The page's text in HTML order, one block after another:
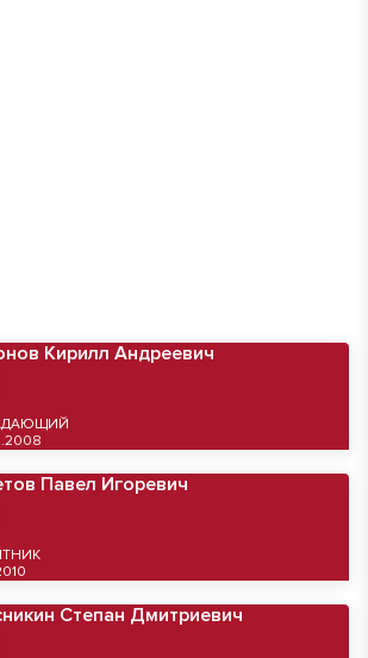
Кирилл Андреевич
Павел Игоревич
Степан Дмитриевич